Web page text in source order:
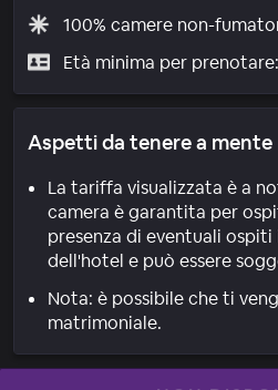
100% camere non-
Età minima per
Aspetti da tenere a mente
La tariffa visualizzata è a
camera è garantita per
presenza di eventuali
dell'hotel e può essere
Nota: è possibile che ti
matrimoniale.